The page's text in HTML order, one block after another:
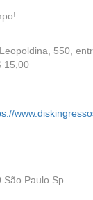
550,
15,00
São Paulo Sp